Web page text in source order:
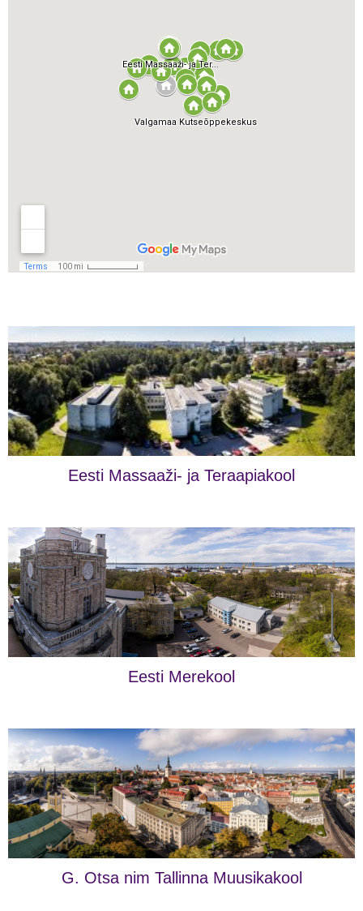
Eesti Massaaži- ja Teraapiakool
Eesti Merekool
G. Otsa nim Tallinna Muusikakool